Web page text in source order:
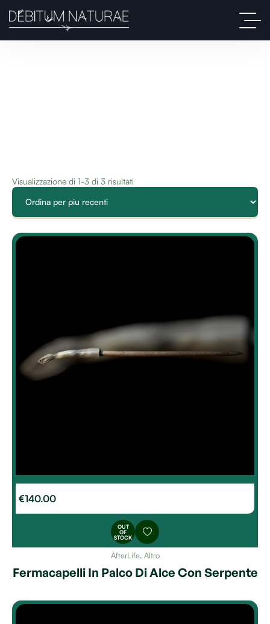
Visualizzazione di 1-3 di 3 risultati
€140.00
OUT
OF
STOCK
AfterLife, Altro
Fermacapelli In Palco Di Alce Con Serpente